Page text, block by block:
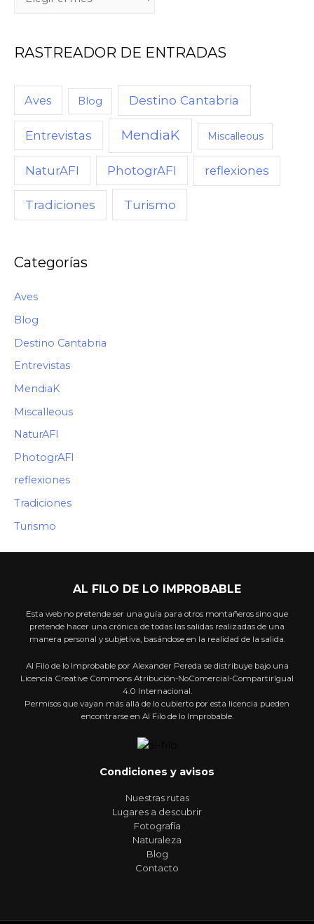
A
D
M
RASTREADOR DE ENTRADAS
Aves Blog Destino Cantabria
Entrevistas MendiaK Miscalleous
NaturAFI PhotogrAFI reflexiones
Tradiciones Turismo
Categorías
Aves
Blog
Destino Cantabria
Entrevistas
MendiaK
Miscalleous
NaturAFI
PhotogrAFI
reflexiones
Tradiciones
Turismo
AL FILO DE LO IMPROBABLE
Esta web no pretende ser una guía para otros montañeros sino que
pretende hacer una crónica de todas las salidas realizadas de una
manera personal y subjetiva, basándose en la realidad de la salida.
Al Filo de lo Improbable por Alexander Pereda se distribuye bajo una
Licencia Creative Commons Atribución-NoComercial-CompartirIgual
4.0 Internacional.
Permisos que vayan más allá de lo cubierto por esta licencia pueden
encontrarse en Al Filo de lo Improbable.
Condiciones y avisos
Nuestras rutas
Lugares a descubrir
Fotografía
Naturaleza
Blog
Contacto